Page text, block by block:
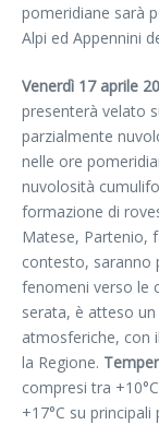
pomeridiane sarà
Alpi ed Appennini
Venerdì 17aprile
presenterà velato
parzialmente
nelle ore
nuvolosità
formazione di
Matese, Partenio,
contesto, saranno
fenomeni verso le
serata, è atteso
atmosferiche, con
la Regione.
compresi tra
+17°C su